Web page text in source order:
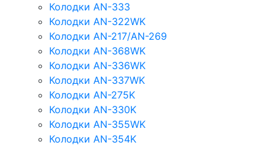
Колодки AN-333
Колодки AN-322WK
Колодки AN-217/AN-269
Колодки AN-368WK
Колодки AN-336WK
Колодки AN-337WK
Колодки AN-275K
Колодки AN-330K
Колодки AN-355WK
Колодки AN-354K